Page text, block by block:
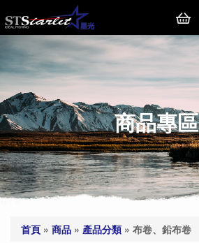
商品專區
首頁 » 商品 » 產品分類 » 布卷、鉛布卷